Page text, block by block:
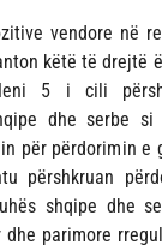
vendore në
këtë të drejtë
5 i cili
dhe serbe
për përdorimin e
përshkruan
shqipe dhe
parimore